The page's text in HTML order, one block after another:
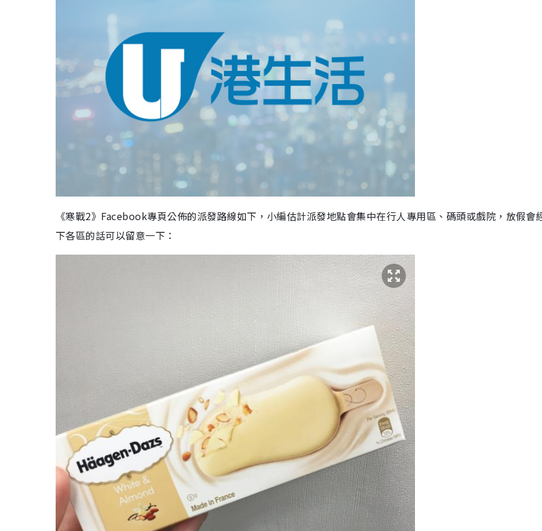
《寒戰2》Facebook專頁公佈的派發路線如下，小編估計派發地點會集中在行人專用區、碼頭或戲院，放假會
下各區的話可以留意一下：